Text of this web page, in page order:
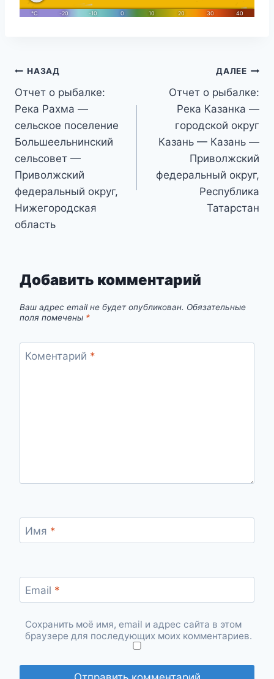
Навигация
по
записям
НАЗАД
Отчет о рыбалке:
Река Рахма —
сельское поселение
Большеельнинский
сельсовет —
Приволжский
федеральный округ,
Нижегородская
область
ДАЛЕЕ
Отчет о рыбалке:
Река Казанка —
городской округ
Казань — Казань —
Приволжский
федеральный округ,
Республика
Татарстан
Добавить комментарий
Ваш адрес email не будет опубликован. Обязательные
поля помечены *
Коментарий *
Имя *
Email *
Сохранить моё имя, email и адрес сайта в этом
браузере для последующих моих комментариев.